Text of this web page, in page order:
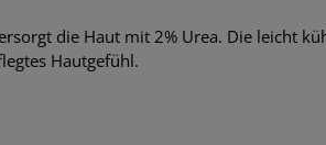
die Haut mit 2% Urea. Die leicht
Hautgefühl.